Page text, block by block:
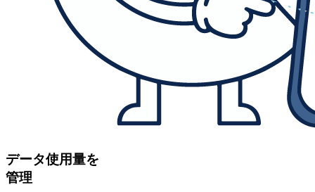
データ使用量を
管理